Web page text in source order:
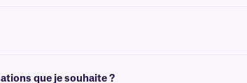
que je souhaite ?